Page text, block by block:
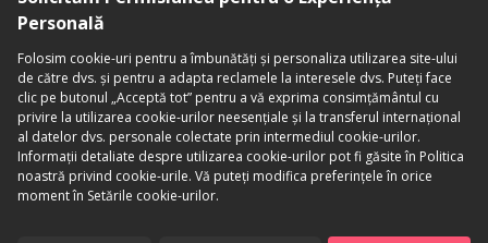
Localizarea Magazinelor
contact@penti.com.ro